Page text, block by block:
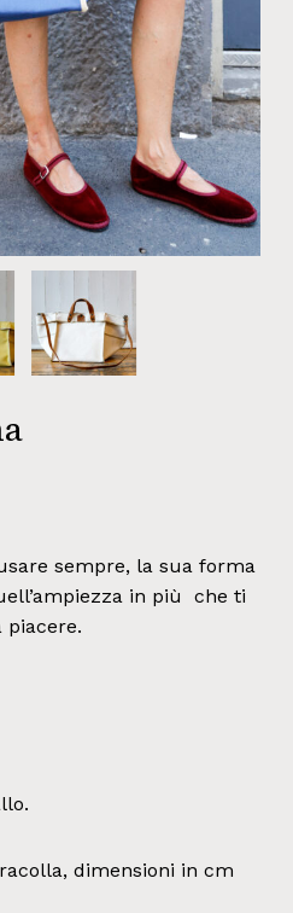
sempre, la sua forma
in più che ti
dimensioni in cm